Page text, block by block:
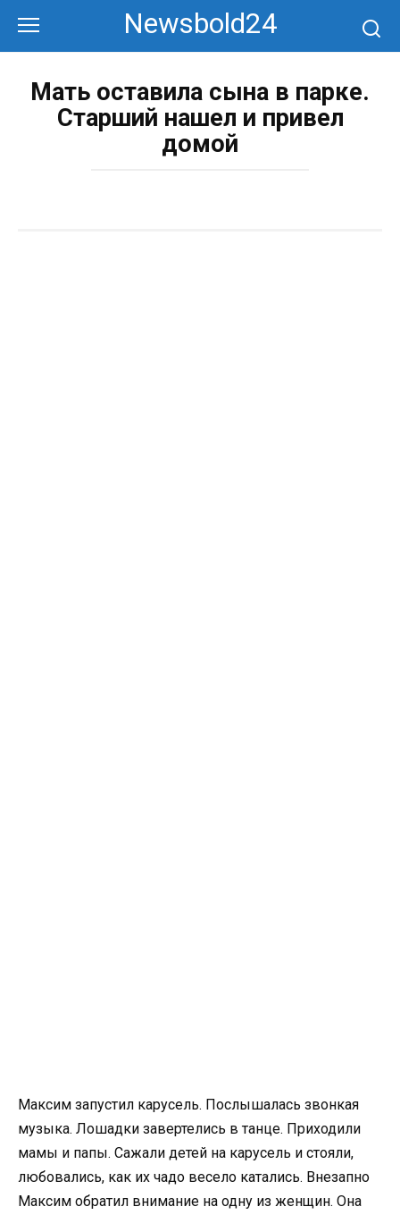
контенту
Newsbold24
Мать оставила сына в парке.
Старший нашел и привел
домой
Максим запустил карусель. Послышалась звонкая
музыка. Лошадки завертелись в танце. Приходили
мамы и папы. Сажали детей на карусель и стояли,
любовались, как их чадо весело катались. Внезапно
Максим обратил внимание на одну из женщин. Она